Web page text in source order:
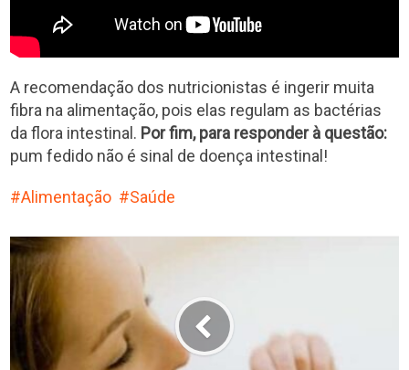
A recomendação dos nutricionistas é ingerir muita
fibra na alimentação, pois elas regulam as bactérias
da flora intestinal. Por fim, para responder à questão:
pum fedido não é sinal de doença intestinal!
Alimentação Saúde